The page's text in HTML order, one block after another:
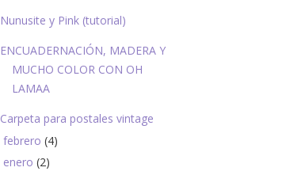
Nunusite y Pink (tutorial)
ENCUADERNACIÓN, MADERA Y
MUCHO COLOR CON OH
LAMAA
Carpeta para postales vintage
febrero (4)
enero (2)